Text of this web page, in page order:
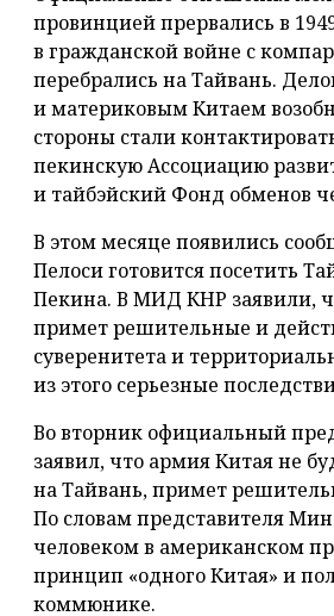
провинцией прервались в
в гражданской войне с
перебрались на Тайвань.
и материковым Китаем
стороны стали
пекинскую Ассоциацию
и тайбэйский Фонд обменов
В этом месяце появились
Пелоси готовится посетить
Пекина. В МИД КНР заявили,
примет решительные и
суверенитета и
из этого серьезные
Во вторник официальный
заявил, что армия Китая не
на Тайвань, примет
По словам представителя
человеком в американском
принцип «одного Китая» и
коммюнике.